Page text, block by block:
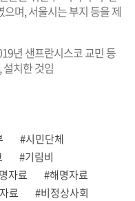
며, 서울시는 부지 등을 제
년 샌프란시스코 교민 등
치한 것임
#시민단체
#기림비
자료
#해명자료
료 #비정상사회